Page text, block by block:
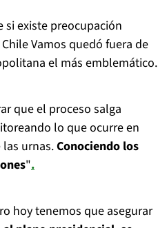
si existe preocupación
Vamos quedó fuera de
el más emblemático.
que el proceso salga
lo que ocurre en
urnas.Conociendo los
".
hoy tenemos que asegurar